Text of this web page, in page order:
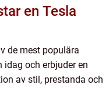
en Tesla
de mest populära
och erbjuder en
av stil, prestanda och